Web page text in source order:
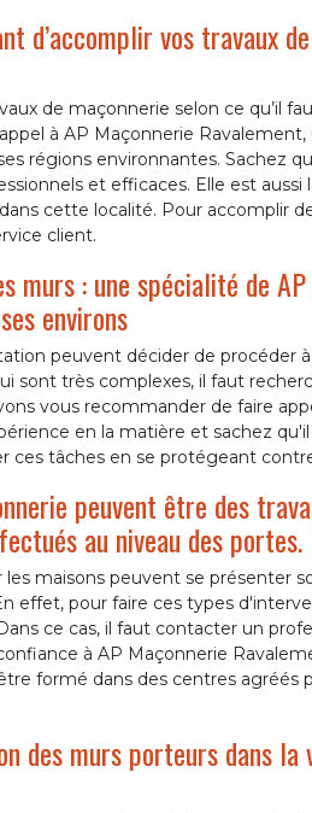
d’accomplir vos travaux
de maçonnerie selon ce qu’il
à AP Maçonnerie
régions environnantes. Sachez
et efficaces. Elle est
cette localité. Pour accomplir
client.
murs : une spécialité de
environs
peuvent décider de procéder
sont très complexes, il faut
vous recommander de faire
en la matière et sachez
ces tâches en se protégeant
peuvent être des
au niveau des
maisons peuvent se présenter
effet, pour faire ces types
ce cas, il faut contacter un
à AP Maçonnerie
formé dans des centres agréés
des murs porteurs dans